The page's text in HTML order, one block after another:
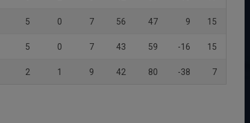
5 0 7 56 47 9 15
5 0 7 43 59 -16 15
2 1 9 42 80 -38 7